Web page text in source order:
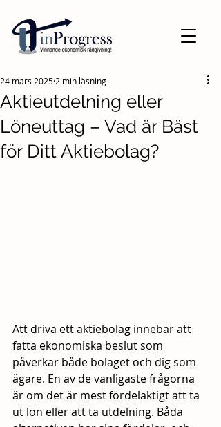
Aktieutdelning eller
Löneuttag – Vad är Bäst
för Ditt Aktiebolag?
24 mars 2025 2 min läsning
Att driva ett aktiebolag innebär att
fatta ekonomiska beslut som
påverkar både bolaget och dig som
ägare. En av de vanligaste frågorna
är om det är mest fördelaktigt att ta
ut lön eller att ta utdelning. Båda